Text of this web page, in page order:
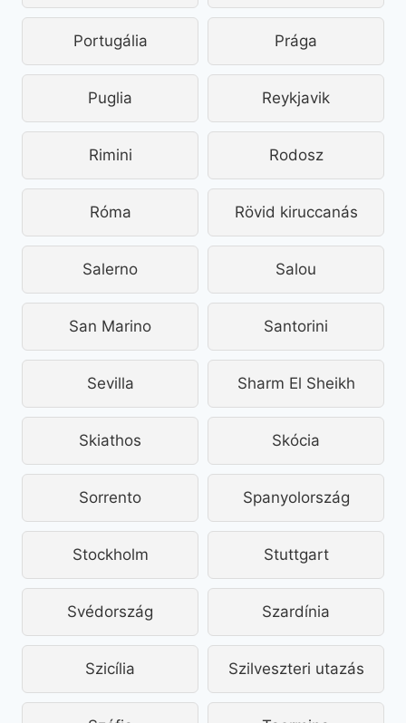
Portugália Prága
Puglia Reykjavik
Rimini Rodosz
Róma Rövid kiruccanás
Salerno Salou
San Marino Santorini
Sevilla Sharm El Sheikh
Skiathos Skócia
Sorrento Spanyolország
Stockholm Stuttgart
Svédország Szardínia
Szicília Szilveszteri utazás